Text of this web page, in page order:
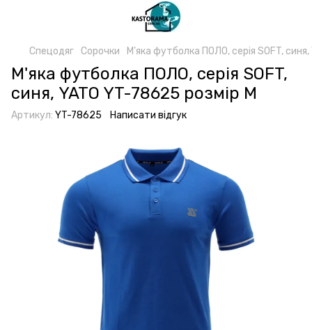
Спецодяг Сорочки М'яка футболка ПОЛО, серія SOFT,
М'яка футболка ПОЛО, серія SOFT,
синя, YATO YT-78625 розмір M
Артикул: YT-78625 Написати відгук